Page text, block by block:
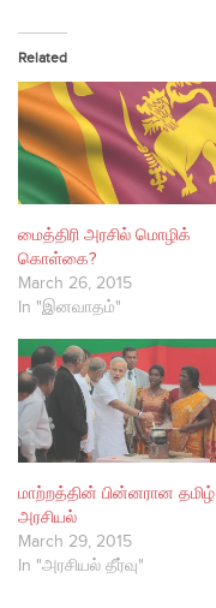
Related
மைத்திரி அரசில் மொழிக்
கொள்கை?
March 26, 2015
In "இனவாதம்"
மாற்றத்தின் பின்னரான தமிழ்
அரசியல்
March 29, 2015
In "அரசியல் தீர்வு"